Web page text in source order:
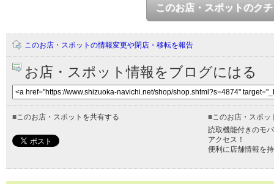
このお店・スポットのク
このお店・スポットの情報変更や閉店・移転を報告
お店・スポット情報をブログにはる
■このお店・スポットを共有する ■このお店・スポッ
読取機能付きのモ
アクセス！
便利に店舗情報を